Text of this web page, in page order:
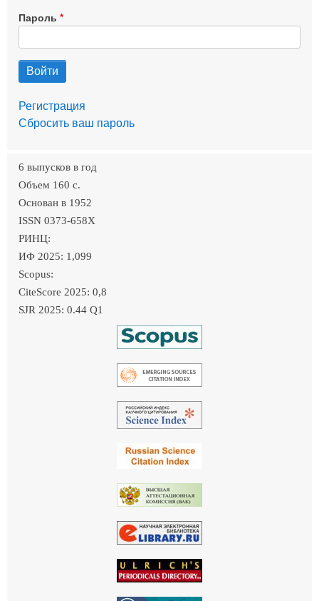
Пароль
Регистрация
Сбросить ваш пароль
6 выпусков в год
Объем 160 c.
Основан в 1952
ISSN 0373-658X
РИНЦ:
ИФ 2025: 1,099
Scopus:
CiteScore 2025: 0,8
SJR 2025: 0.44 Q1